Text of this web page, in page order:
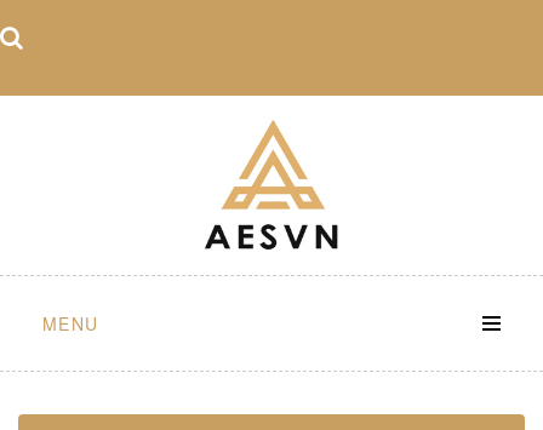
to
MENU